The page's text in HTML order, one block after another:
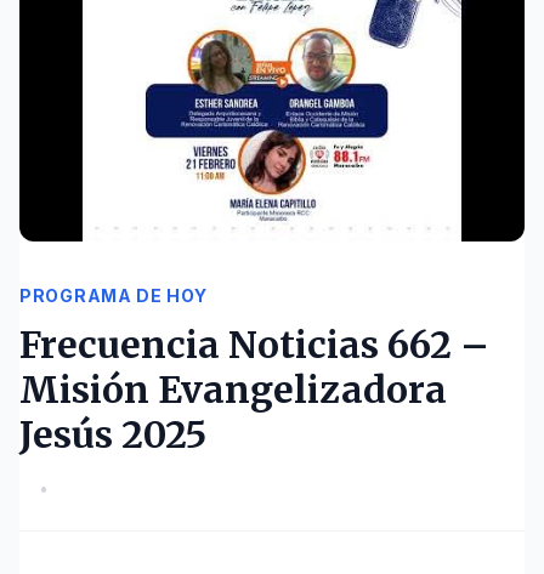
PROGRAMA DE HOY
Frecuencia Noticias 662 –
Misión Evangelizadora
Jesús 2025
•